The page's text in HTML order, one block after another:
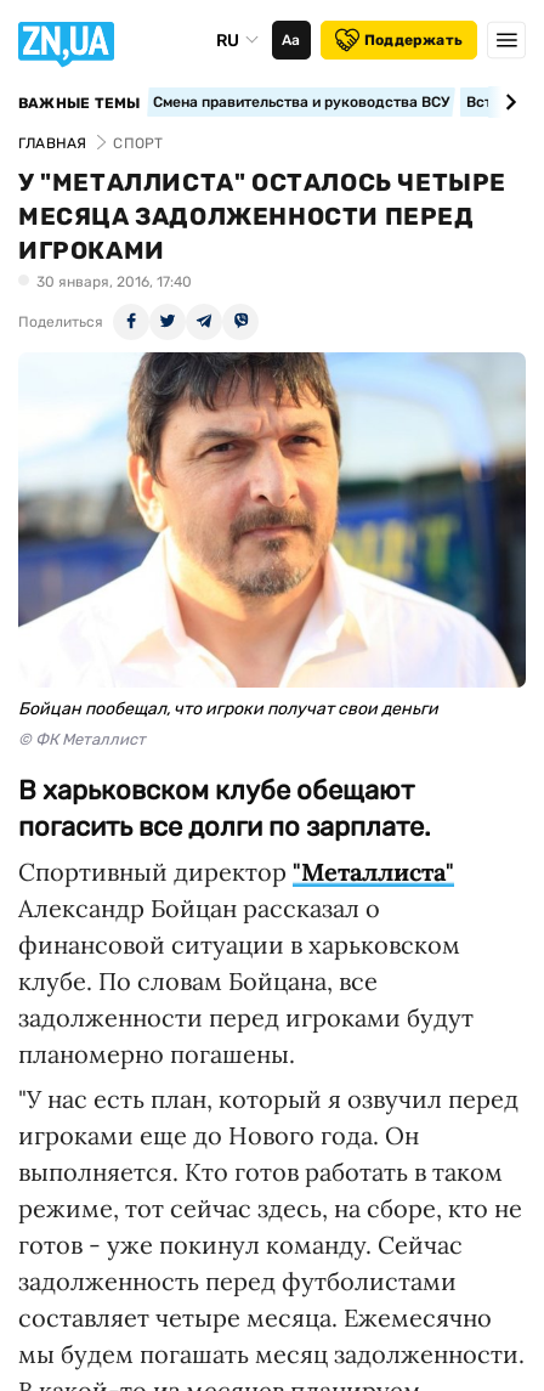
RU Аа Поддержать
ВАЖНЫЕ ТЕМЫ Смена правительства и руководства ВСУ
ГЛАВНАЯ СПОРТ
У "МЕТАЛЛИСТА" ОСТАЛОСЬ ЧЕТЫРЕ
МЕСЯЦА ЗАДОЛЖЕННОСТИ ПЕРЕД
ИГРОКАМИ
30 января, 2016, 17:40
Поделиться
Бойцан пообещал, что игроки получат свои деньги
© ФК Металлист
В харьковском клубе обещают
погасить все долги по зарплате.
Спортивный директор "Металлиста"
Александр Бойцан рассказал о
финансовой ситуации в харьковском
клубе. По словам Бойцана, все
задолженности перед игроками будут
планомерно погашены.
"У нас есть план, который я озвучил перед
игроками еще до Нового года. Он
выполняется. Кто готов работать в таком
режиме, тот сейчас здесь, на сборе, кто не
готов - уже покинул команду. Сейчас
задолженность перед футболистами
составляет четыре месяца. Ежемесячно
мы будем погашать месяц задолженности.